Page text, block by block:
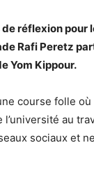
réflexion
Rafi Peretz
Yom Kippour.
course folle où
l’université au
sociaux et